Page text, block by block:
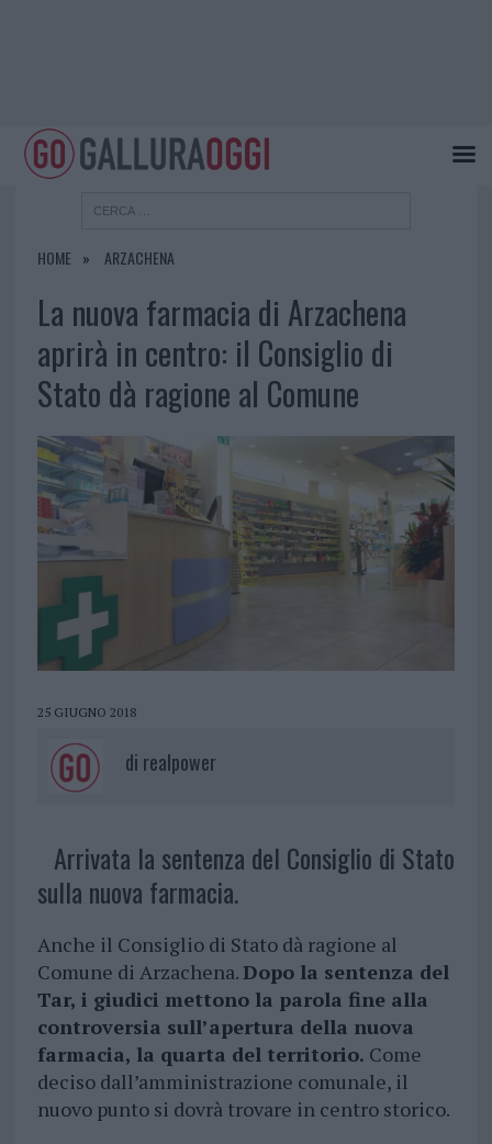
HOME ARZACHENA
La nuova farmacia di Arzachena
aprirà in centro: il Consiglio di
Stato dà ragione al Comune
25 GIUGNO 2018
di realpower
Arrivata la sentenza del Consiglio di Stato
sulla nuova farmacia.
Anche il Consiglio di Stato dà ragione al
Comune di Arzachena.Dopo la sentenza del
Tar, i giudici mettono la parola fine alla
controversia sull’apertura della nuova
farmacia, la quarta del territorio. Come
deciso dall’amministrazione comunale, il
nuovo punto si dovrà trovare in centro storico.